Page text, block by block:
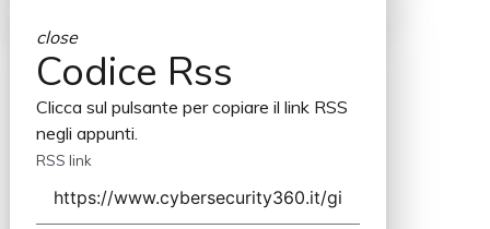
close
Codice Rss
Clicca sul pulsante per copiare il link RSS
negli appunti.
RSS link